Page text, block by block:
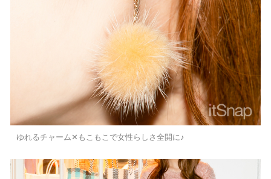
ゆれるチャーム✕もこもこで女性らしさ全開に♪